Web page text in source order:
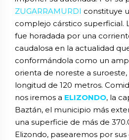
ZUGARRAMURDI constituye
complejo cárstico superficial.
fue horadada por una
caudalosa en la actualidad
conformándola como un
orienta de noreste a
longitud de 120 metros.
nos iremos a ELIZONDO, la
Baztán, el municipio más
una superficie de más de
Elizondo, pasearemos por